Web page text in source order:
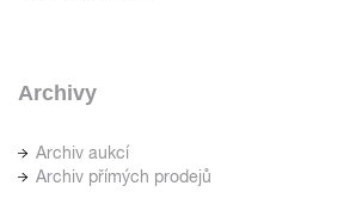
Archivy
Archiv aukcí
Archiv přímých prodejů